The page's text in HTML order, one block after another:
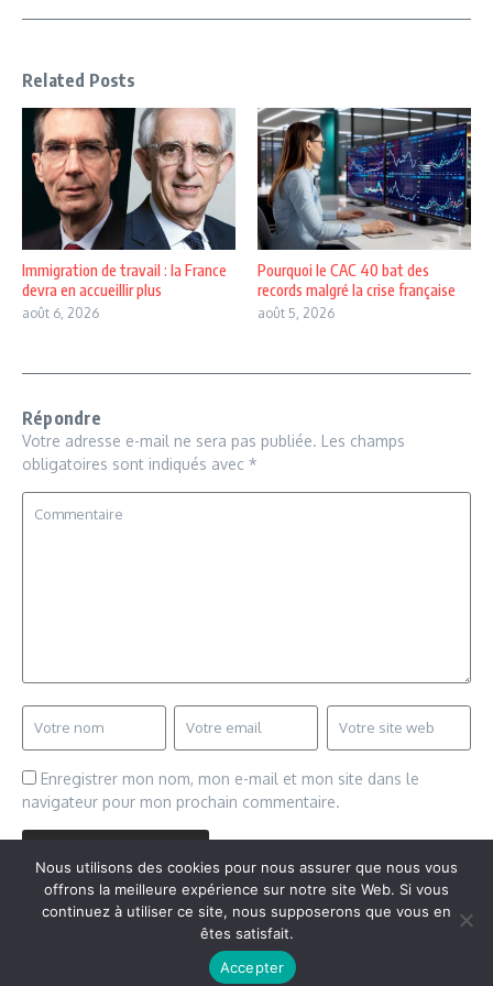
Related Posts
Immigration de travail : la France
devra en accueillir plus
août 6, 2026
Pourquoi le CAC 40 bat des
records malgré la crise française
août 5, 2026
Répondre
Votre adresse e-mail ne sera pas publiée. Les champs
obligatoires sont indiqués avec *
Enregistrer mon nom, mon e-mail et mon site dans le
navigateur pour mon prochain commentaire.
Copyright © 2026 Vudailleurs.com | Réalisé par
d'actualités X
Nous utilisons des cookies pour nous assurer que nous vous
offrons la meilleure expérience sur notre site Web. Si vous
continuez à utiliser ce site, nous supposerons que vous en
êtes satisfait.
Accepter